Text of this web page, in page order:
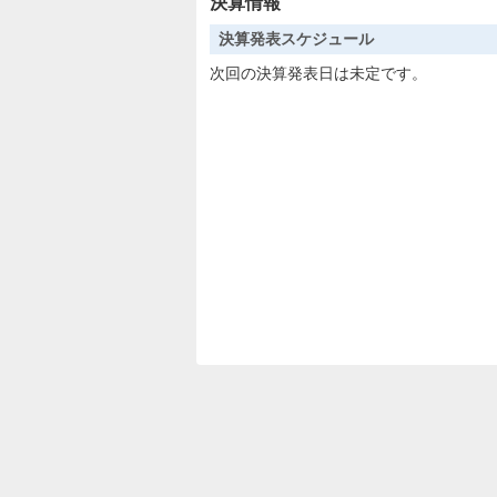
決算発表スケジュール
次回の決算発表日は未定です。